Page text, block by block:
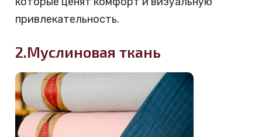
привлекательность.
2.Муслиновая ткань